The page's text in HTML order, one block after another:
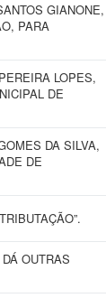
GIANONE,
PARA
LOPES,
DE
DA SILVA,
DE
OUTRAS